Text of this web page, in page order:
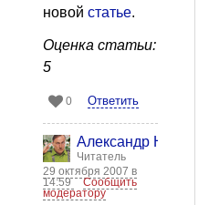
новой статье.
Оценка статьи:
5
0 Ответить
Александр
Читатель
29 октября 2007 в
14:59
Сообщить
модератору